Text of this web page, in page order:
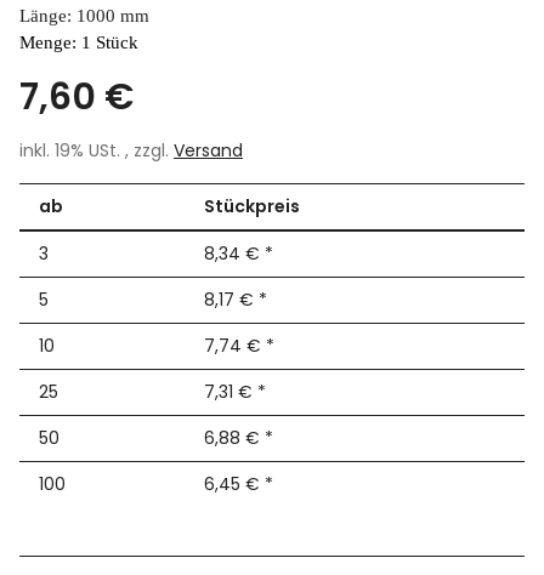
Länge: 1000 mm
Menge: 1 Stück
7,60 €
inkl. 19% USt. , zzgl. Versand
ab
Stückpreis
3
8,34 € *
5
8,17 € *
10
7,74 € *
25
7,31 € *
50
6,88 € *
100
6,45 € *